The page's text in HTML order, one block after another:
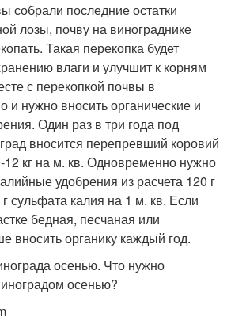
собрали последние остатки
лозы, почву на винограднике
Такая перекопка будет
влаги и улучшит к корням
с перекопкой почвы в
и нужно вносить органические и
Один раз в три года под
вносится перепревший коровий
12 кг на м. кв. Одновременно нужно
удобрения из расчета 120 г
сульфата калия на 1 м. кв. Если
бедная, песчаная или
вносить органику каждый год.